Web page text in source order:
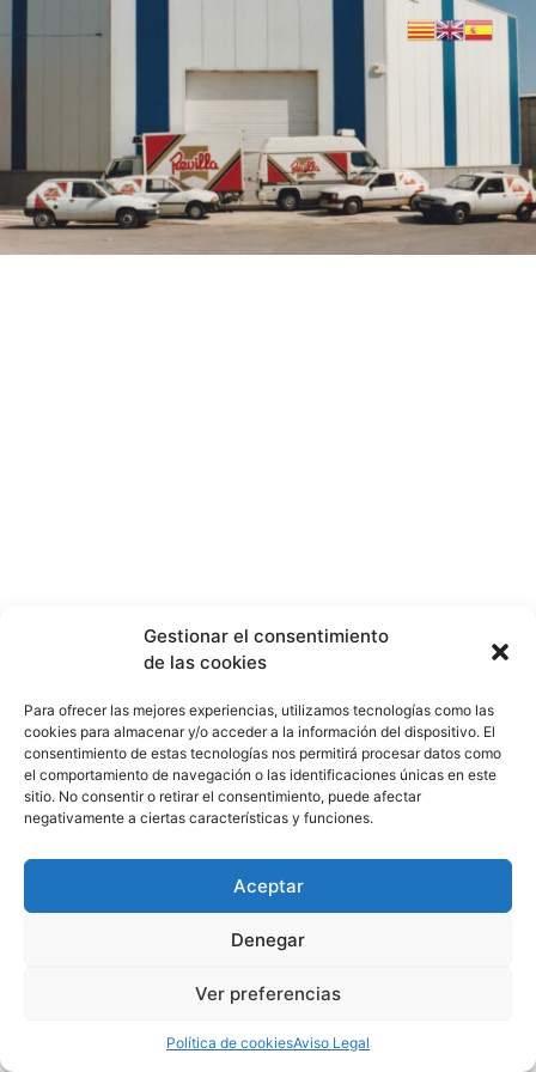
Gestionar el consentimiento
de las cookies
Para ofrecer las mejores experiencias, utilizamos tecnologías como las
cookies para almacenar y/o acceder a la información del dispositivo. El
consentimiento de estas tecnologías nos permitirá procesar datos como
el comportamiento de navegación o las identificaciones únicas en este
sitio. No consentir o retirar el consentimiento, puede afectar
negativamente a ciertas características y funciones.
Aceptar
Denegar
Ver preferencias
Política de cookiesAviso Legal